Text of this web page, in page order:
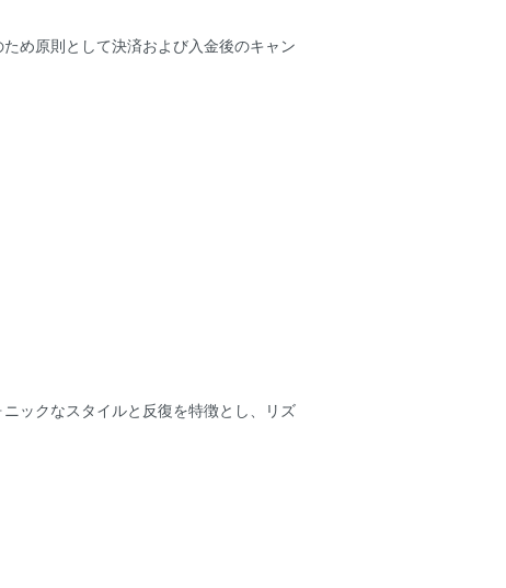
め原則として決済および入金後のキャン
ックなスタイルと反復を特徴とし、リズ